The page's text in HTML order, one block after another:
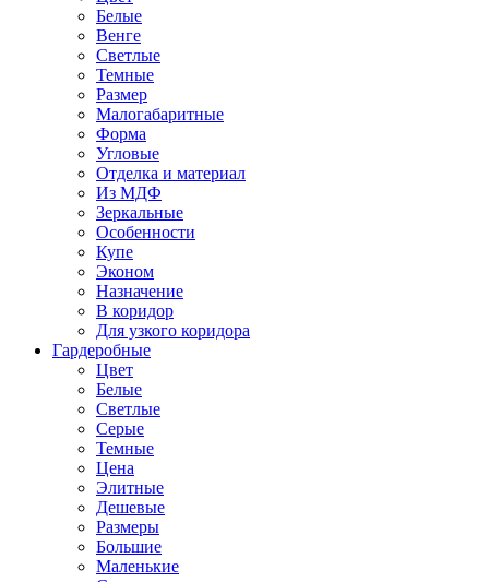
Белые
Венге
Светлые
Темные
Размер
Малогабаритные
Форма
Угловые
Отделка и материал
Из МДФ
Зеркальные
Особенности
Купе
Эконом
Назначение
В коридор
Для узкого коридора
Гардеробные
Цвет
Белые
Светлые
Серые
Темные
Цена
Элитные
Дешевые
Размеры
Большие
Маленькие